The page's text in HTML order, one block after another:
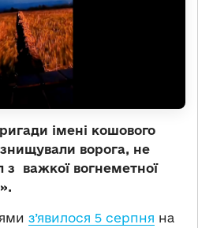
імені кошового
ворога, не
з важкої вогнеметної
з’явилося 5 серпня на